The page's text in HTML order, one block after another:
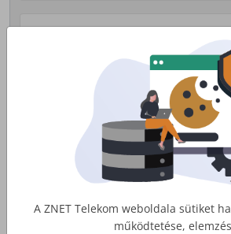
Válasszon milyen
Lakossági Internet
Otthoni internet, telefon és tv
szolgáltatás
A ZNET Telekom weboldala sütiket
működtetése,